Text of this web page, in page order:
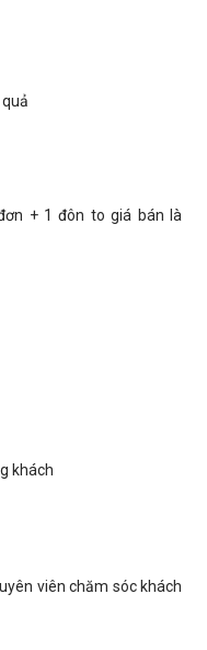
+ 1 đôn to giá bán là
khách
viên chăm sóc khách